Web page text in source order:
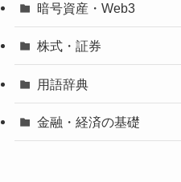
暗号資産・Web3
株式・証券
用語辞典
金融・経済の基礎